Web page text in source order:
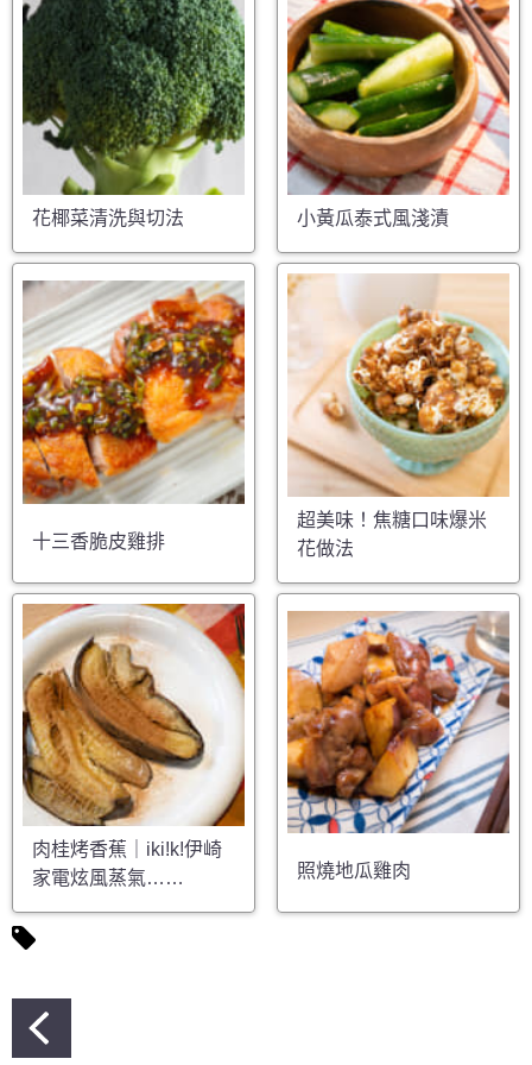
花椰菜清洗與切法 小黃瓜泰式風淺漬
十三香脆皮雞排
超美味！焦糖口味爆米
花做法
肉桂烤香蕉｜iki!k!伊崎
家電炫風蒸氣……
照燒地瓜雞肉
文